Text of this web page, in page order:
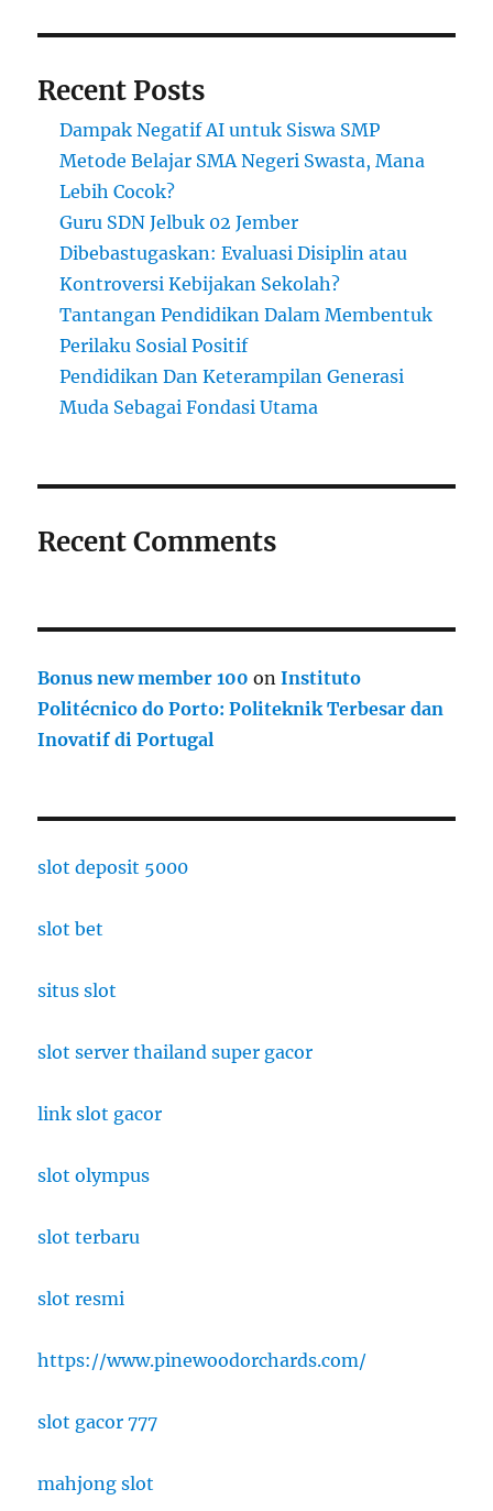
bagi
Recent Posts
Dampak Negatif AI untuk Siswa SMP
Metode Belajar SMA Negeri Swasta, Mana
Lebih Cocok?
Guru SDN Jelbuk 02 Jember
Dibebastugaskan: Evaluasi Disiplin atau
Kontroversi Kebijakan Sekolah?
Tantangan Pendidikan Dalam Membentuk
Perilaku Sosial Positif
Pendidikan Dan Keterampilan Generasi
Muda Sebagai Fondasi Utama
Recent Comments
Bonus new member 100 onInstituto
Politécnico do Porto: Politeknik Terbesar dan
Inovatif di Portugal
slot deposit 5000
slot bet
situs slot
slot server thailand super gacor
link slot gacor
slot olympus
slot terbaru
slot resmi
https://www.pinewoodorchards.com/
slot gacor 777
mahjong slot